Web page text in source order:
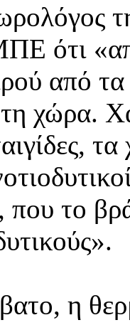
ότι
από τα
χώρα.
που το
η